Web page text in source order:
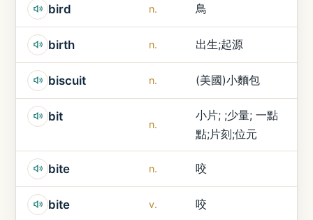
bird n. 鳥
birth n. 出生;起源
biscuit n. (美國)小麵包
bit
n.
小片; ;少量; 一點
點;片刻;位元
bite n. 咬
bite v. 咬